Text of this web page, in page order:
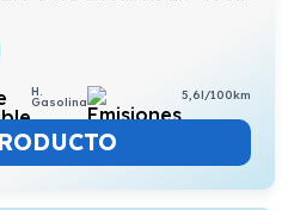
H.
Gasolina 5,6l/100km